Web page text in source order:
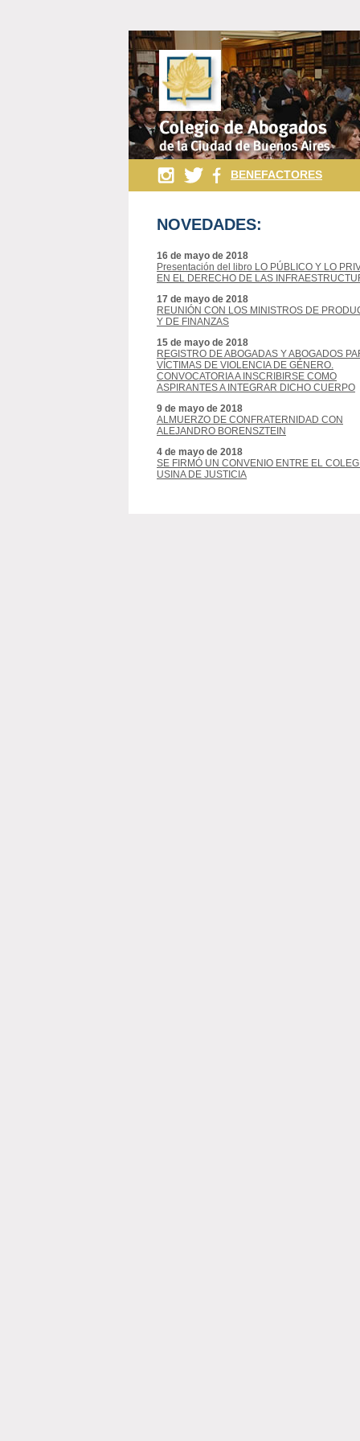
BENEFACTORES
NOVEDADES:
16 de mayo de 2018
Presentación del libro LO PÚBLICO Y LO
EN EL DERECHO DE LAS
17 de mayo de 2018
REUNIÓN CON LOS MINISTROS DE
Y DE FINANZAS
15 de mayo de 2018
REGISTRO DE ABOGADAS Y ABOGADOS
VÍCTIMAS DE VIOLENCIA DE GÉNERO.
CONVOCATORIA A INSCRIBIRSE COMO
ASPIRANTES A INTEGRAR DICHO CUERPO
9 de mayo de 2018
ALMUERZO DE CONFRATERNIDAD CON
ALEJANDRO BORENSZTEIN
4 de mayo de 2018
SE FIRMÓ UN CONVENIO ENTRE EL
USINA DE JUSTICIA